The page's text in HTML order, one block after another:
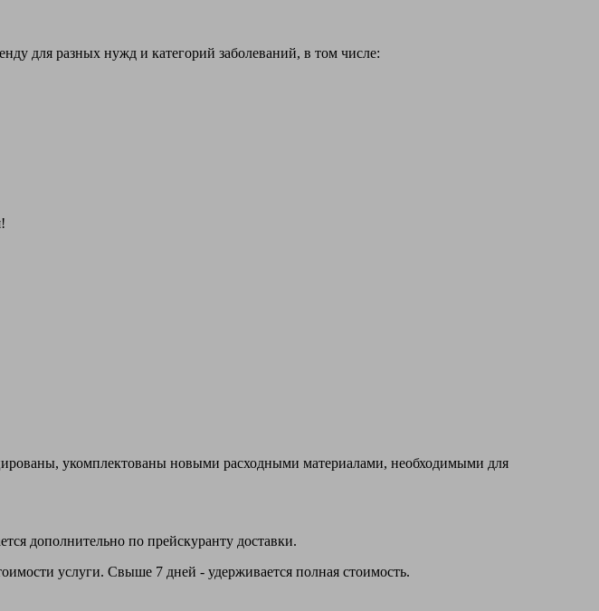
для разных нужд и категорий заболеваний, в том числе:
!
укомплектованы новыми расходными материалами, необходимыми для
дополнительно по прейскуранту доставки.
услуги. Свыше 7 дней - удерживается полная стоимость.